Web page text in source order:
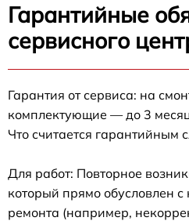
Гарантийные
сервисного
Гарантия от сервиса: на
комплектующие — до 3
Что считается гарантийным
Для работ: Повторное
который прямо обусловлен
ремонта (например,